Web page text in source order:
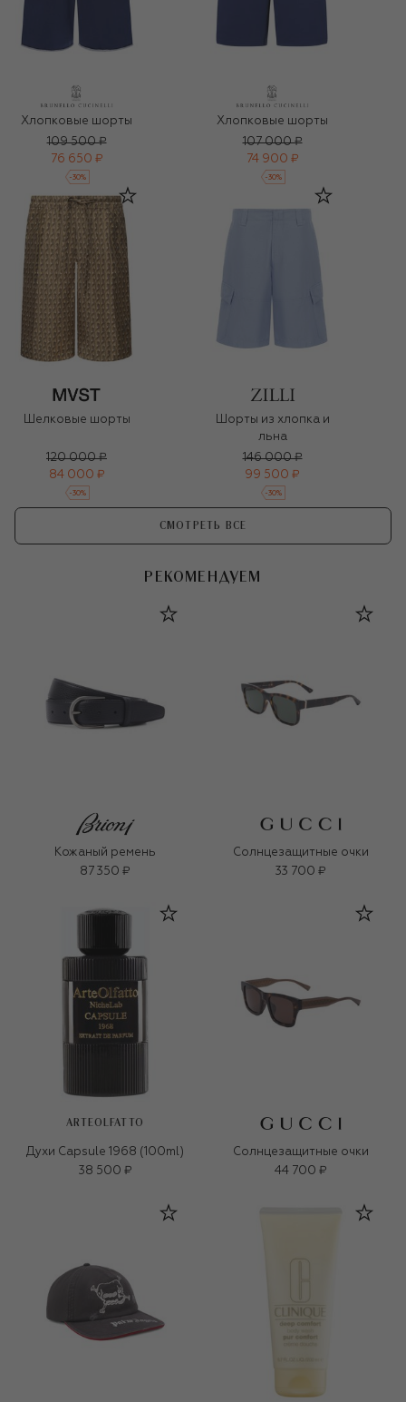
Хлопковые шорты
109 500 ₽
76 650 ₽
-30%
Хлопковые шорты
107 000 ₽
74 900 ₽
-30%
Шелковые шорты
120 000 ₽
84 000 ₽
-30%
Шорты из хлопка и
льна
146 000 ₽
99 500 ₽
-30%
СМОТРЕТЬ ВСЕ
РЕКОМЕНДУЕМ
Кожаный ремень
87 350 ₽
Солнцезащитные очки
33 700 ₽
ARTEOLFATTO
Духи Capsule 1968 (100ml)
38 500 ₽
Солнцезащитные очки
44 700 ₽